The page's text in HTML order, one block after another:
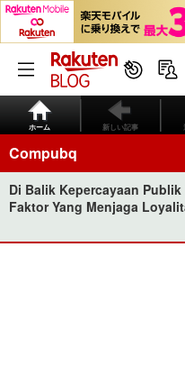
ホーム 新しい記事
Compubq
Di Balik Kepercayaan
Faktor Yang Menjaga